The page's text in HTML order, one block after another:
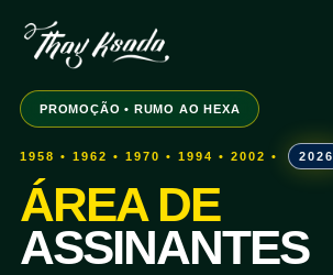
PROMOÇÃO • RUMO AO HEXA
1958 • 1962 • 1970 • 1994 • 2002 • 2026
ÁREA DE
ASSINANTES